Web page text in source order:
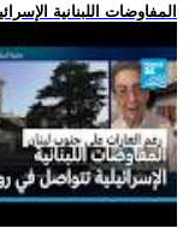
.. المفاوضات اللبنانية